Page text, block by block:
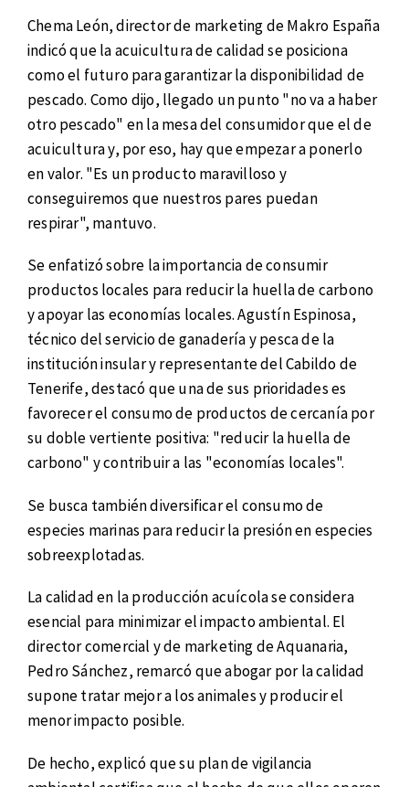
Chema León, director de marketing de Makro España
indicó que la acuicultura de calidad se posiciona
como el futuro para garantizar la disponibilidad de
pescado. Como dijo, llegado un punto "no va a haber
otro pescado" en la mesa del consumidor que el de
acuicultura y, por eso, hay que empezar a ponerlo
en valor. "Es un producto maravilloso y
conseguiremos que nuestros pares puedan
respirar", mantuvo.
Se enfatizó sobre la importancia de consumir
productos locales para reducir la huella de carbono
y apoyar las economías locales. Agustín Espinosa,
técnico del servicio de ganadería y pesca de la
institución insular y representante del Cabildo de
Tenerife, destacó que una de sus prioridades es
favorecer el consumo de productos de cercanía por
su doble vertiente positiva: "reducir la huella de
carbono" y contribuir a las "economías locales".
Se busca también diversificar el consumo de
especies marinas para reducir la presión en especies
sobreexplotadas.
La calidad en la producción acuícola se considera
esencial para minimizar el impacto ambiental. El
director comercial y de marketing de Aquanaria,
Pedro Sánchez, remarcó que abogar por la calidad
supone tratar mejor a los animales y producir el
menor impacto posible.
De hecho, explicó que su plan de vigilancia